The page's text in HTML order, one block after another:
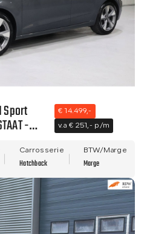
Sport
-
€ 14.499,-
v.a € 251,- p/m
Carrosserie
Hatchback
BTW/Marge
Marge